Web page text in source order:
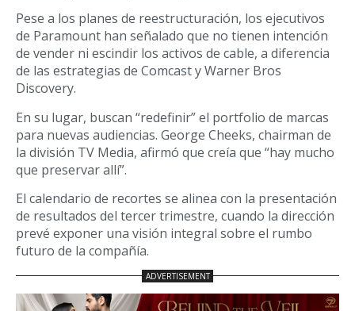
Pese a los planes de reestructuración, los ejecutivos
de Paramount han señalado que no tienen intención
de vender ni escindir los activos de cable, a diferencia
de las estrategias de Comcast y Warner Bros
Discovery.
En su lugar, buscan “redefinir” el portfolio de marcas
para nuevas audiencias. George Cheeks, chairman de
la división TV Media, afirmó que creía que “hay mucho
que preservar allí”.
El calendario de recortes se alinea con la presentación
de resultados del tercer trimestre, cuando la dirección
prevé exponer una visión integral sobre el rumbo
futuro de la compañía.